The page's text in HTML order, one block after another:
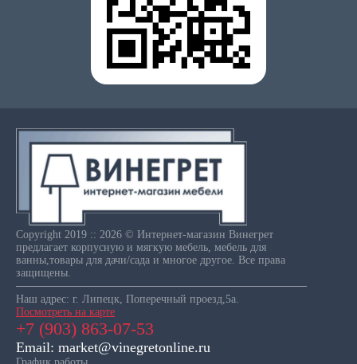
Copyright 2019 :: 2026 © Интернет-магазин Винегрет
предлагает корпусную и мягкую мебель, мебель для
ванны,товары для дачи/сада и многое другое. Все права
защищены.
Наш адрес: г. Липецк, Поперечный проезд,5а.
Посмотреть на карте
+7 (903) 863-07-53
Email: market@vinegretonline.ru